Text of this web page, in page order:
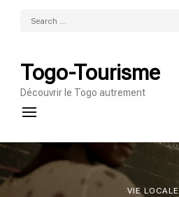
Search
Togo-Tourisme
Découvrir le Togo autrement
VIE LOCALE